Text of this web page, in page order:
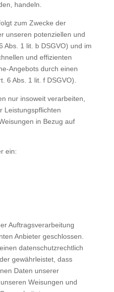
handeln.
zum Zwecke der
unseren potenziellen und
Abs. 1 lit. b DSGVO) und im
und effizienten
Angebots durch einen
6 Abs. 1 lit. f DSGVO).
nur insoweit verarbeiten,
Leistungspflichten
in Bezug auf
ein:
Auftragsverarbeitung
Anbieter geschlossen.
datenschutzrechtlich
gewährleistet, dass
Daten unserer
Weisungen und